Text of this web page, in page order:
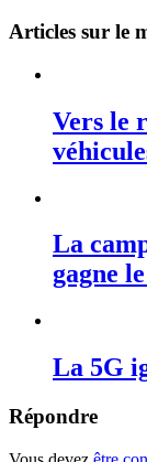
Articles sur le
Vers le
La
gagne
La 5G
Répondre